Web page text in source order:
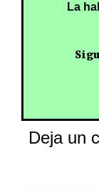
La
Deja un